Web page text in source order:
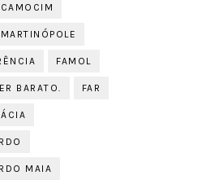
FAMOL
BARATO. FAR
MAIA